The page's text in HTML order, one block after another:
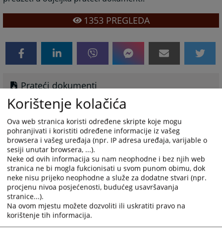
1353PREGLEDA
Prateći dokumenti
Извјешће о реализацији Плана рјешавања предмета
за период од 01.01.2023.-30.06.2023. године
Izvješće o radu suda za 2022. godinu
Izvješće o radu suda za 2022. godinu možete preuzeti u
odjeljku prateći dokumenti.
1342
Korištenje kolačića
Ova web stranica koristi određene skripte koje mogu
pohranjivati i koristiti određene informacije iz vašeg
browsera i vašeg uređaja (npr. IP adresa uređaja, varijable o
sesiji unutar browsera, ...).
Neke od ovih informacija su nam neophodne i bez njih web
stranica ne bi mogla fukcionisati u svom punom obimu, dok
neke nisu prijeko neophodne a služe za dodatne stvari (npr.
procjenu nivoa posjećenosti, budućeg usavršavanja
stranice...).
Na ovom mjestu možete dozvoliti ili uskratiti pravo na
korištenje tih informacija.